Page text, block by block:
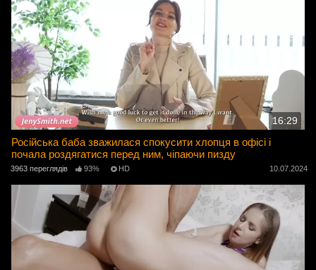
16:29
Російська баба зважилася спокусити хлопця в офісі і
почала роздягатися перед ним, чіпаючи пизду
3963 переглядів 93% HD 10.07.2024